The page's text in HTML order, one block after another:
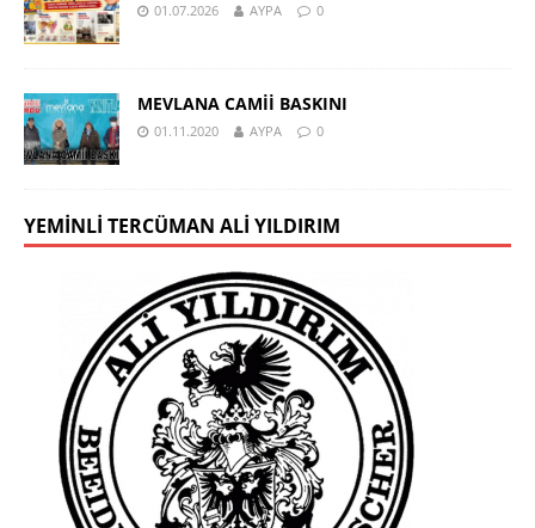
01.07.2026 AYPA 0
MEVLANA CAMİİ BASKINI
01.11.2020 AYPA 0
YEMINLI TERCÜMAN ALI YILDIRIM